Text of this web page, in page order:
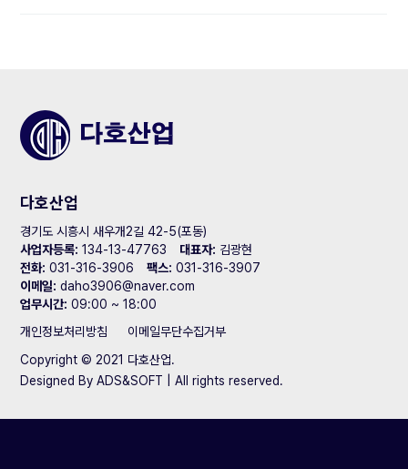
다호산업
경기도 시흥시 새우개2길 42-5(포동)
사업자등록: 134-13-47763 대표자: 김광현
전화: 031-316-3906 팩스: 031-316-3907
이메일: daho3906@naver.com
업무시간: 09:00 ~ 18:00
개인정보처리방침
이메일무단수집거부
Copyright © 2021 다호산업.
Designed ByADS&SOFT | All rights reserved.